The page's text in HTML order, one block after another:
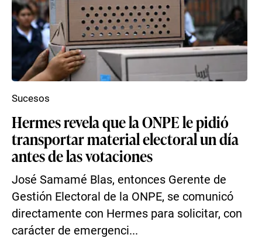
Hermes revela que la ONPE le pidió
transportar material electoral un día
antes de las votaciones
José Samamé Blas, entonces Gerente de
Gestión Electoral de la ONPE, se comunicó
directamente con Hermes para solicitar, con
carácter de emergenci...
Sucesos